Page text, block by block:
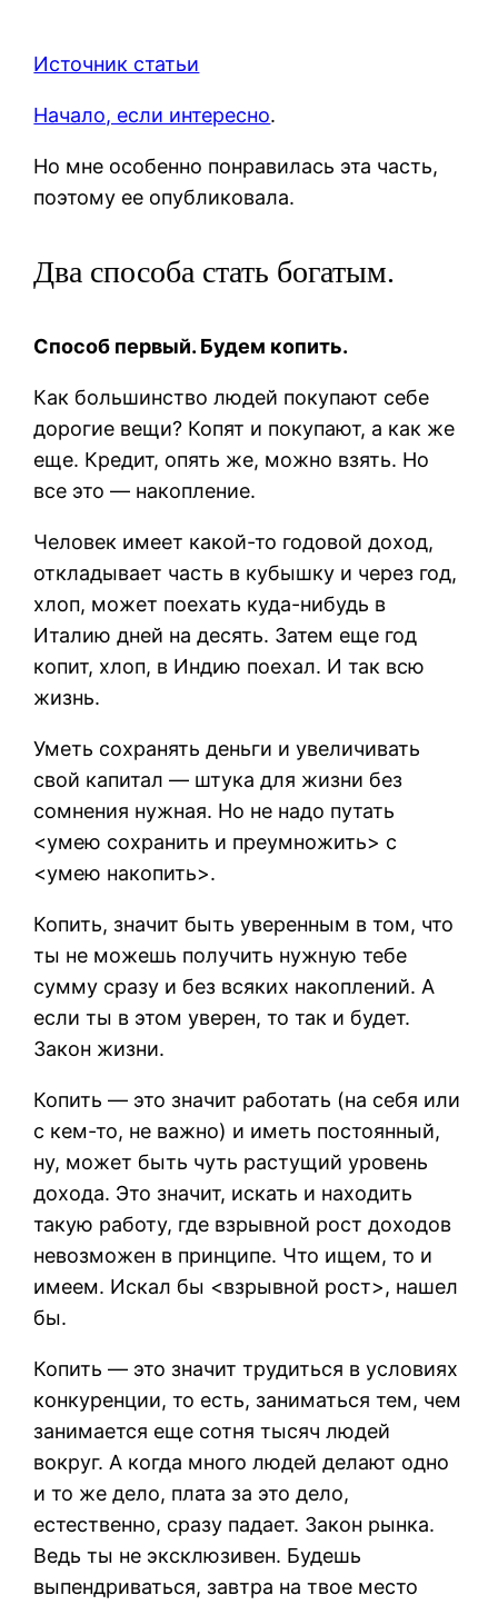
Источник статьи
Начало, если интересно.
Но мне особенно понравилась эта часть,
поэтому ее опубликовала.
Два способа стать богатым.
Способ первый. Будем копить.
Как большинство людей покупают себе
дорогие вещи? Копят и покупают, а как же
еще. Кредит, опять же, можно взять. Но
все это — накопление.
Человек имеет какой-то годовой доход,
откладывает часть в кубышку и через год,
хлоп, может поехать куда-нибудь в
Италию дней на десять. Затем еще год
копит, хлоп, в Индию поехал. И так всю
жизнь.
Уметь сохранять деньги и увеличивать
свой капитал — штука для жизни без
сомнения нужная. Но не надо путать
<умею сохранить и преумножить> с
<умею накопить>.
Копить, значит быть уверенным в том, что
ты не можешь получить нужную тебе
сумму сразу и без всяких накоплений. А
если ты в этом уверен, то так и будет.
Закон жизни.
Копить — это значит работать (на себя или
с кем-то, не важно) и иметь постоянный,
ну, может быть чуть растущий уровень
дохода. Это значит, искать и находить
такую работу, где взрывной рост доходов
невозможен в принципе. Что ищем, то и
имеем. Искал бы <взрывной рост>, нашел
бы.
Копить — это значит трудиться в условиях
конкуренции, то есть, заниматься тем, чем
занимается еще сотня тысяч людей
вокруг. А когда много людей делают одно
и то же дело, плата за это дело,
естественно, сразу падает. Закон рынка.
Ведь ты не эксклюзивен. Будешь
выпендриваться, завтра на твое место